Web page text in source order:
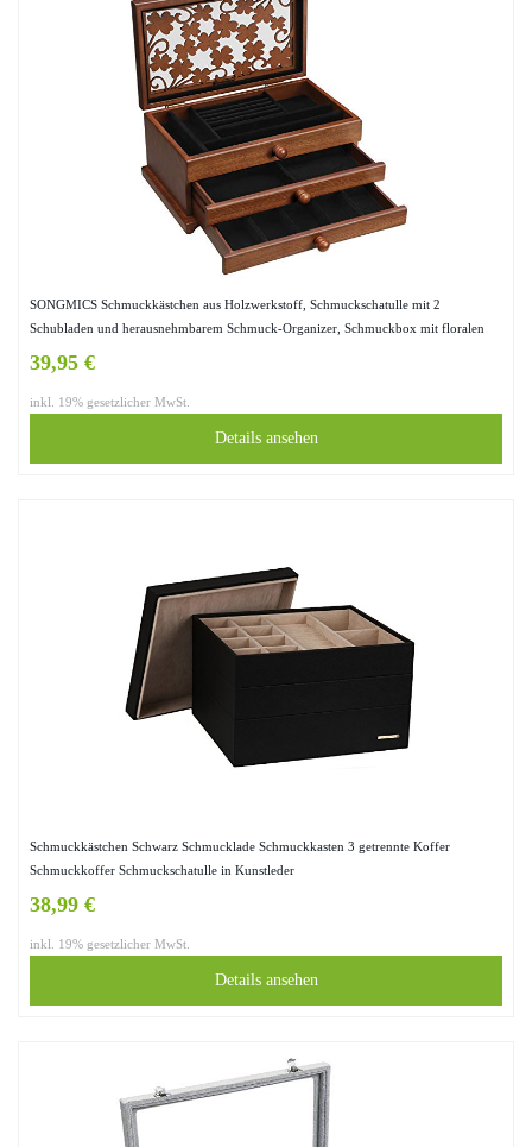
SONGMICS Schmuckkästchen aus Holzwerkstoff, Schmuckschatulle mit 2
Schubladen und herausnehmbarem Schmuck-Organizer, Schmuckbox mit floralen
39,95 €
inkl. 19% gesetzlicher MwSt.
Details ansehen
Schmuckkästchen Schwarz Schmucklade Schmuckkasten 3 getrennte Koffer
Schmuckkoffer Schmuckschatulle in Kunstleder
38,99 €
inkl. 19% gesetzlicher MwSt.
Details ansehen